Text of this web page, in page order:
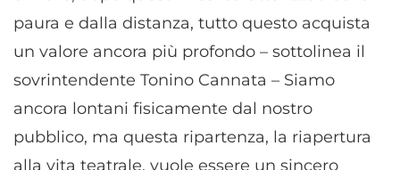
paura e dalla distanza, tutto questo acquista
un valore ancora più profondo – sottolinea il
sovrintendente Tonino Cannata – Siamo
ancora lontani fisicamente dal nostro
pubblico, ma questa ripartenza, la riapertura
alla vita teatrale, vuole essere un sincero